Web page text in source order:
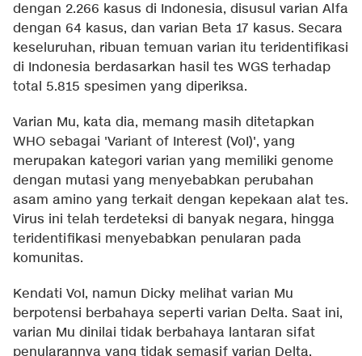
dengan 2.266 kasus di Indonesia, disusul varian Alfa
dengan 64 kasus, dan varian Beta 17 kasus. Secara
keseluruhan, ribuan temuan varian itu teridentifikasi
di Indonesia berdasarkan hasil tes WGS terhadap
total 5.815 spesimen yang diperiksa.
Varian Mu, kata dia, memang masih ditetapkan
WHO sebagai 'Variant of Interest (VoI)', yang
merupakan kategori varian yang memiliki genome
dengan mutasi yang menyebabkan perubahan
asam amino yang terkait dengan kepekaan alat tes.
Virus ini telah terdeteksi di banyak negara, hingga
teridentifikasi menyebabkan penularan pada
komunitas.
Kendati VoI, namun Dicky melihat varian Mu
berpotensi berbahaya seperti varian Delta. Saat ini,
varian Mu dinilai tidak berbahaya lantaran sifat